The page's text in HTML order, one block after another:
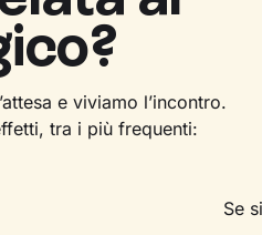
e viviamo l’incontro.
tra i più frequenti:
Se